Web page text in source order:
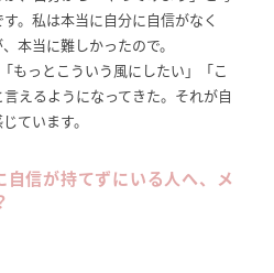
。私は本当に自分に自信がなく
本当に難しかったので。
もっとこういう風にしたい」「こ
えるようになってきた。それが自
ています。
自信が持てずにいる人へ、メ